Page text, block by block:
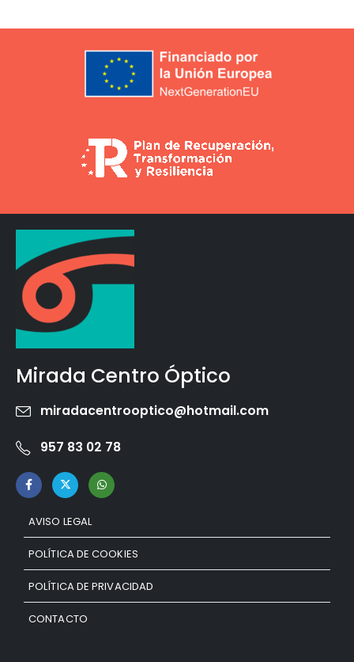
Mirada Centro Óptico
miradacentrooptico@hotmail.com
957 83 02 78
AVISO LEGAL
POLÍTICA DE COOKIES
POLÍTICA DE PRIVACIDAD
CONTACTO